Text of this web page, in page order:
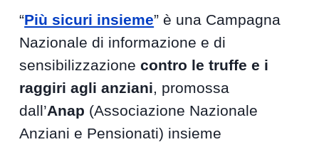
“Più sicuri insieme” è una Campagna
Nazionale di informazione e di
sensibilizzazionecontro le truffe e i
raggiri agli anziani , promossa
dall’Anap (Associazione Nazionale
Anziani e Pensionati) insieme